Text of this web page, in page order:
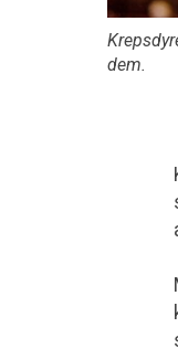
dem.